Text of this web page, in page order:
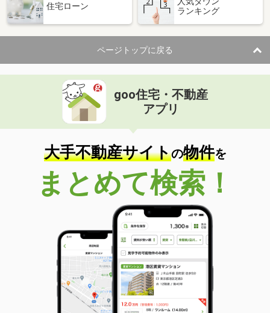
住宅ローン
ランキング
ページトップに戻る
goo住宅・不動産
アプリ
大手不動産サイトの物件を
まとめて検索！